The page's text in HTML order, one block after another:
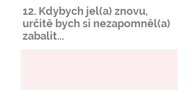
12. Kdybych jel(a) znovu,
určitě bych si nezapomněl(a)
zabalit...